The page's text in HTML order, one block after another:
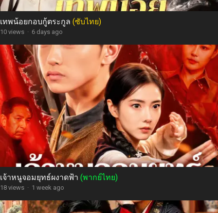
เทพน้อยกอบกู้ตระกูล (ซับไทย)
10 views · 6 days ago
เจ้าหนูจอมยุทธ์ผงาดฟ้า (พากย์ไทย)
18 views · 1 week ago